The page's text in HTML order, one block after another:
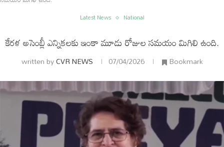
Latest News National
కేరళ అసెంబ్లీ ఎన్నికలకు ఇంకా మూడు రోజుల సమయం మిగిలి ఉంది.
written byCVR NEWS 07/04/2026 Bookmark